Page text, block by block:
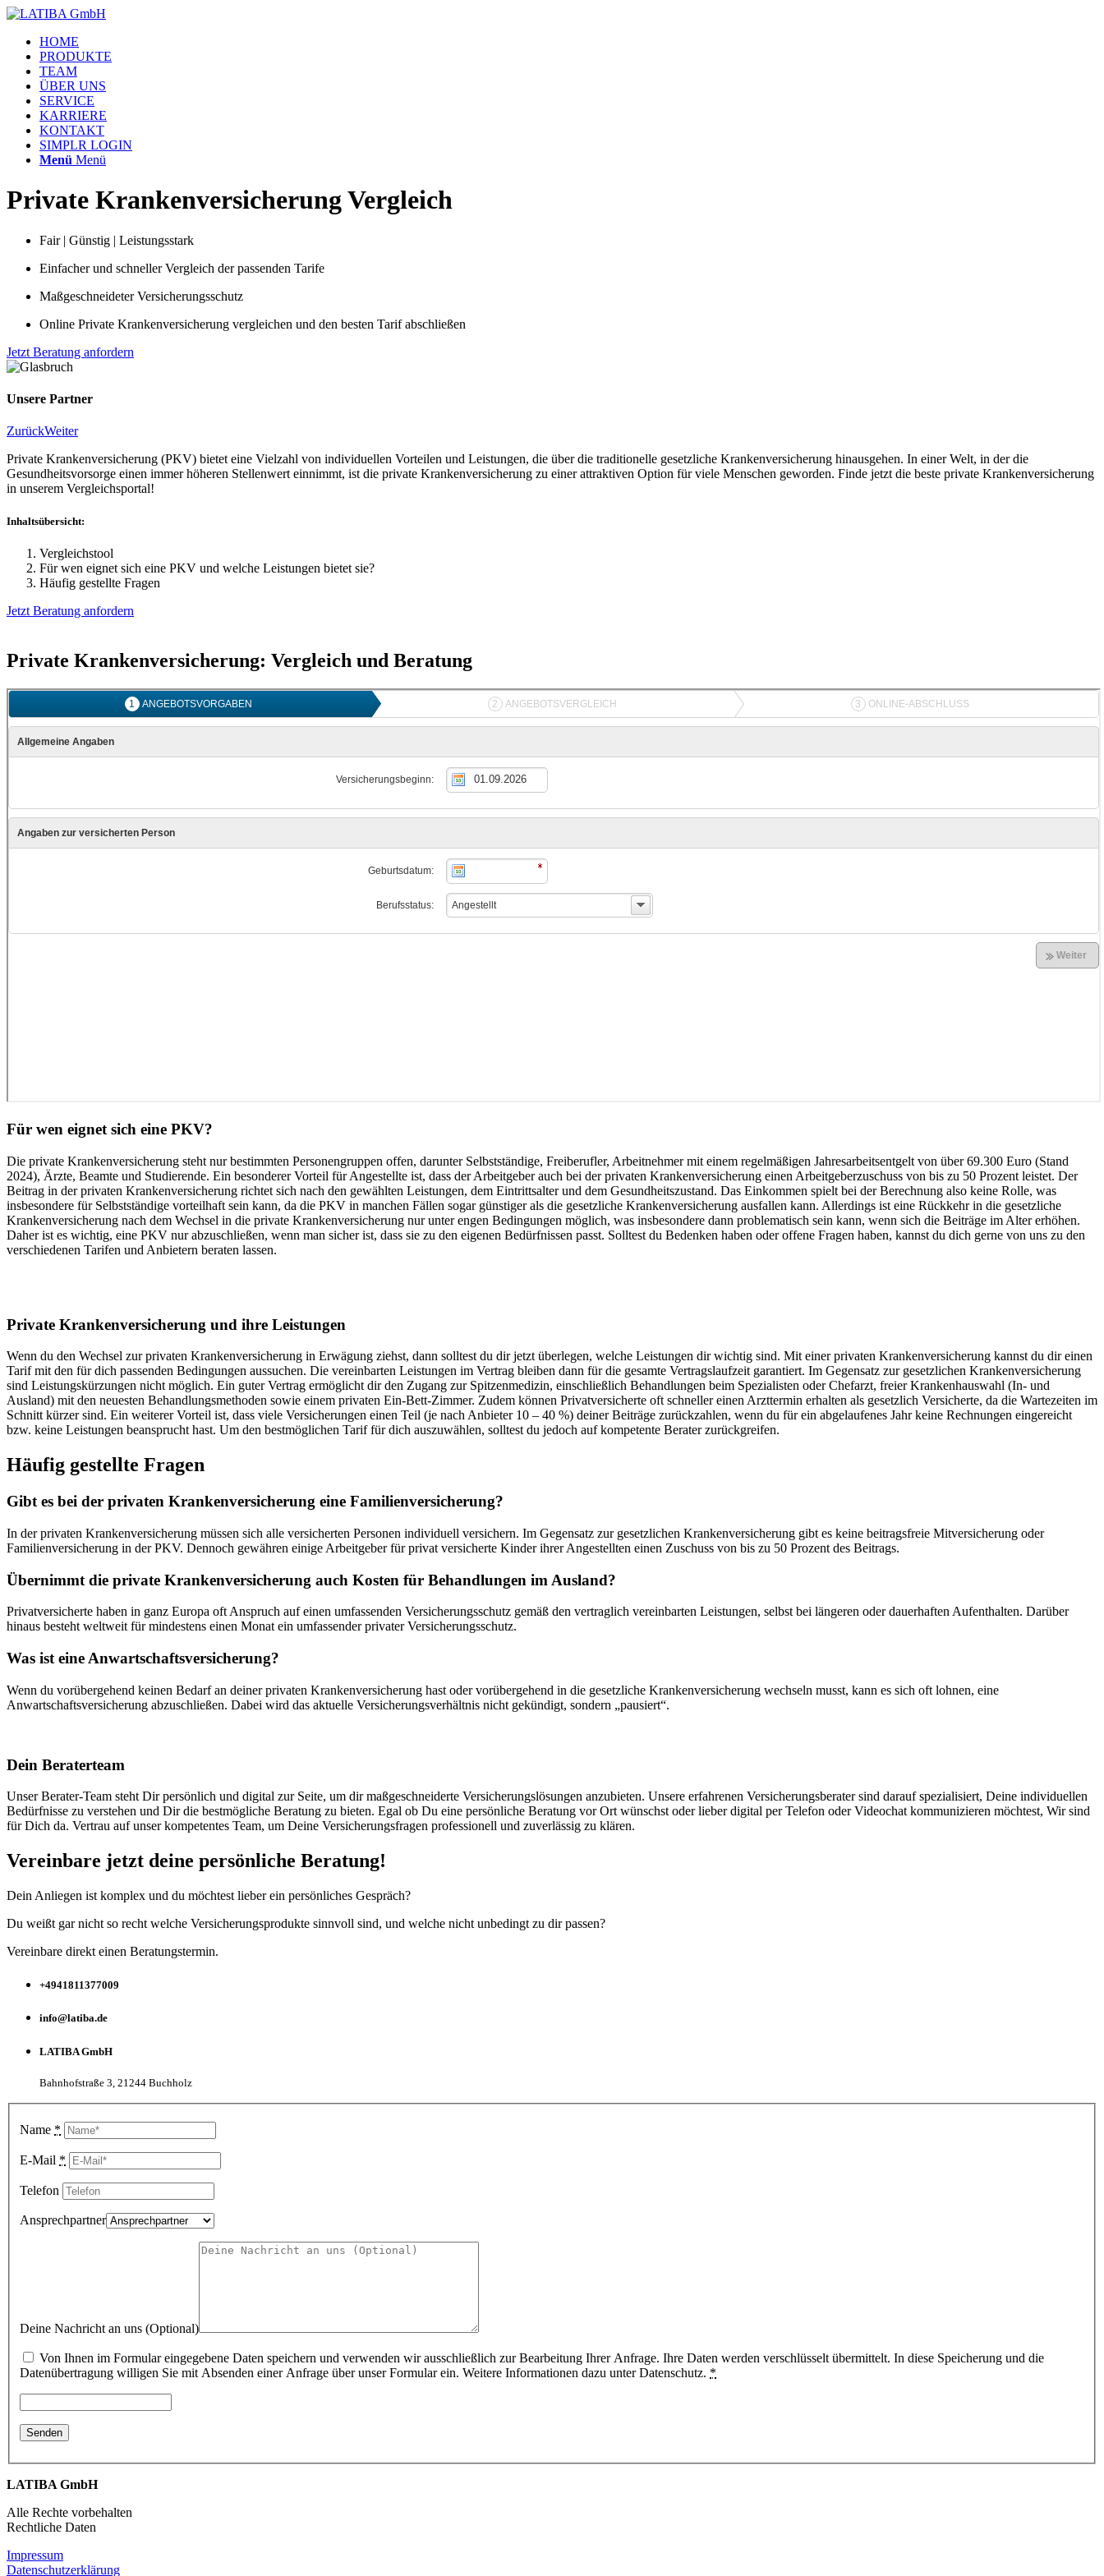
HOME
PRODUKTE
TEAM
ÜBER UNS
SERVICE
KARRIERE
KONTAKT
SIMPLR LOGIN
Menü Menü
Private Krankenversicherung Vergleich
Fair | Günstig | Leistungsstark
Einfacher und schneller Vergleich der passenden Tarife
Maßgeschneideter Versicherungsschutz
Online Private Krankenversicherung vergleichen und den besten Tarif abschließen
Jetzt Beratung anfordern
Unsere Partner
ZurückWeiter
Private Krankenversicherung (PKV) bietet eine Vielzahl von individuellen Vorteilen und Leistungen, die über die traditionelle gesetzliche Krankenversicherung hinausgehen. In einer Welt, in der die
Gesundheitsvorsorge einen immer höheren Stellenwert einnimmt, ist die private Krankenversicherung zu einer attraktiven Option für viele Menschen geworden. Finde jetzt die beste private Krankenversicherung
in unserem Vergleichsportal!
Inhaltsübersicht:
Vergleichstool
Für wen eignet sich eine PKV und welche Leistungen bietet sie?
Häufig gestellte Fragen
Jetzt Beratung anfordern
Private Krankenversicherung: Vergleich und Beratung
Für wen eignet sich eine PKV?
Die private Krankenversicherung steht nur bestimmten Personengruppen offen, darunter Selbstständige, Freiberufler, Arbeitnehmer mit einem regelmäßigen Jahresarbeitsentgelt von über 69.300 Euro (Stand
2024), Ärzte, Beamte und Studierende. Ein besonderer Vorteil für Angestellte ist, dass der Arbeitgeber auch bei der privaten Krankenversicherung einen Arbeitgeberzuschuss von bis zu 50 Prozent leistet. Der
Beitrag in der privaten Krankenversicherung richtet sich nach den gewählten Leistungen, dem Eintrittsalter und dem Gesundheitszustand. Das Einkommen spielt bei der Berechnung also keine Rolle, was
insbesondere für Selbstständige vorteilhaft sein kann, da die PKV in manchen Fällen sogar günstiger als die gesetzliche Krankenversicherung ausfallen kann. Allerdings ist eine Rückkehr in die gesetzliche
Krankenversicherung nach dem Wechsel in die private Krankenversicherung nur unter engen Bedingungen möglich, was insbesondere dann problematisch sein kann, wenn sich die Beiträge im Alter erhöhen.
Daher ist es wichtig, eine PKV nur abzuschließen, wenn man sicher ist, dass sie zu den eigenen Bedürfnissen passt. Solltest du Bedenken haben oder offene Fragen haben, kannst du dich gerne von uns zu den
verschiedenen Tarifen und Anbietern beraten lassen.
Private Krankenversicherung und ihre Leistungen
Wenn du den Wechsel zur privaten Krankenversicherung in Erwägung ziehst, dann solltest du dir jetzt überlegen, welche Leistungen dir wichtig sind. Mit einer privaten Kran­ken­ver­si­che­rung kannst du dir einen
Tarif mit den für dich passenden Bedingungen aussuchen. Die vereinbarten Leistungen im Vertrag bleiben dann für die gesamte Vertragslaufzeit garantiert. Im Gegensatz zur gesetzlichen Krankenversicherung
sind Leistungskürzungen nicht möglich. Ein guter Vertrag ermöglicht dir den Zugang zur Spitzenmedizin, einschließlich Behandlungen beim Spezialisten oder Chefarzt, freier Krankenhauswahl (In- und
Ausland) mit den neuesten Behandlungsmethoden sowie einem privaten Ein-Bett-Zimmer. Zudem können Privatversicherte oft schneller einen Arzttermin erhalten als gesetzlich Versicherte, da die Wartezeiten im
Schnitt kürzer sind. Ein weiterer Vorteil ist, dass viele Versicherungen einen Teil (je nach Anbieter 10 – 40 %) deiner Beiträge zurückzahlen, wenn du für ein abgelaufenes Jahr keine Rechnungen eingereicht
bzw. keine Leistungen beansprucht hast. Um den bestmöglichen Tarif für dich auszuwählen, solltest du jedoch auf kompetente Berater zurückgreifen.
Häufig gestellte Fragen
Gibt es bei der privaten Krankenversicherung eine Familienversicherung?
In der privaten Krankenversicherung müssen sich alle versicherten Personen individuell versichern. Im Gegensatz zur gesetzlichen Krankenversicherung gibt es keine beitragsfreie Mitversicherung oder
Familienversicherung in der PKV. Dennoch gewähren einige Arbeitgeber für privat versicherte Kinder ihrer Angestellten einen Zuschuss von bis zu 50 Prozent des Beitrags.
Übernimmt die private Krankenversicherung auch Kosten für Behandlungen im Ausland?
Privatversicherte haben in ganz Europa oft Anspruch auf einen umfassenden Versicherungsschutz gemäß den vertraglich vereinbarten Leistungen, selbst bei längeren oder dauerhaften Aufenthalten. Darüber
hinaus besteht weltweit für mindestens einen Monat ein umfassender privater Versicherungsschutz.
Was ist eine Anwartschaftsversicherung?
Wenn du vorübergehend keinen Bedarf an deiner privaten Krankenversicherung hast oder vorübergehend in die gesetzliche Krankenversicherung wechseln musst, kann es sich oft lohnen, eine
Anwartschaftsversicherung abzuschließen. Dabei wird das aktuelle Versicherungsverhältnis nicht gekündigt, sondern „pausiert“.
Dein Beraterteam
Unser Berater-Team steht Dir persönlich und digital zur Seite, um dir maßgeschneiderte Versicherungslösungen anzubieten. Unsere erfahrenen Versicherungsberater sind darauf spezialisiert, Deine individuellen
Bedürfnisse zu verstehen und Dir die bestmögliche Beratung zu bieten. Egal ob Du eine persönliche Beratung vor Ort wünschst oder lieber digital per Telefon oder Videochat kommunizieren möchtest, Wir sind
für Dich da. Vertrau auf unser kompetentes Team, um Deine Versicherungsfragen professionell und zuverlässig zu klären.
Vereinbare jetzt deine persönliche Beratung!
Dein Anliegen ist komplex und du möchtest lieber ein persönliches Gespräch?
Du weißt gar nicht so recht welche Versicherungsprodukte sinnvoll sind, und welche nicht unbedingt zu dir passen?
Vereinbare direkt einen Beratungstermin.
+4941811377009
info@latiba.de
LATIBA GmbH
Bahnhofstraße 3, 21244 Buchholz
Name *
E-Mail *
Telefon
Ansprechpartner
Deine Nachricht an uns (Optional)
Von Ihnen im Formular eingegebene Daten speichern und verwenden wir ausschließlich zur Bearbeitung Ihrer Anfrage. Ihre Daten werden verschlüsselt übermittelt. In diese Speicherung und die
Datenübertragung willigen Sie mit Absenden einer Anfrage über unser Formular ein. Weitere Informationen dazu unter Datenschutz. *
LATIBA GmbH
Alle Rechte vorbehalten
Rechtliche Daten
Impressum
Datenschutzerklärung